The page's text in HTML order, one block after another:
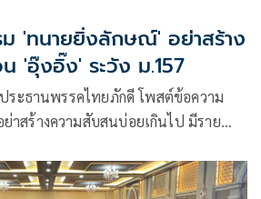
'ทนายยิ่งลักษณ์' อย่าสร้าง
'อุ๊งอิ๊ง' ระวัง ม.157
ระธานพรรคไทยภักดี โพสต์ข้อความ
สร้างความสับสนบ่อยเกินไป มีราย